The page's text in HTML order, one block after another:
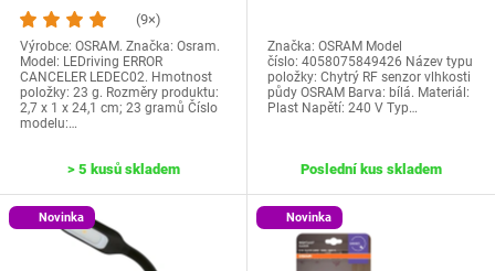
CANCELER LEDEC02-
2HB,…
(9×)
Výrobce: OSRAM. Značka: Osram.
Model: LEDriving ERROR
CANCELER LEDEC02. Hmotnost
položky: 23 g. Rozměry produktu:
2,7 x 1 x 24,1 cm; 23 gramů Číslo
modelu:…
> 5 kusů skladem
Značka: OSRAM Model
číslo: 4058075849426 Název typu
položky: Chytrý RF senzor vlhkosti
půdy OSRAM Barva: bílá. Materiál:
Plast Napětí: 240 V Typ…
Poslední kus skladem
Novinka Novinka